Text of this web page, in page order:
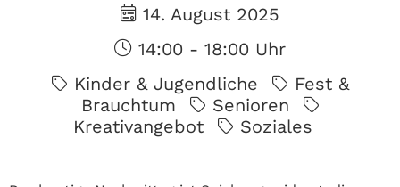
14. August 2025
14:00 - 18:00 Uhr
Kinder & Jugendliche
Fest &
Brauchtum
Senioren
Kreativangebot
Soziales